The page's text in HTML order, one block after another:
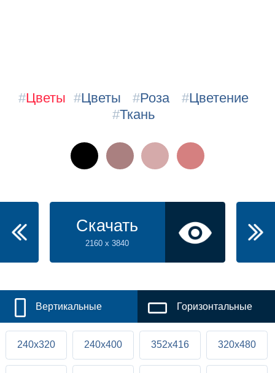
#Цветы #Цветы #Роза #Цветение
#Ткань
Скачать
2160 x 3840
Вертикальные Горизонтальные
240x320 240x400 352x416 320x480